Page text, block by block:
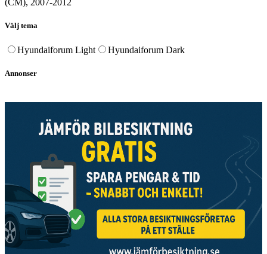
Välj tema
Hyundaiforum Light Hyundaiforum Dark
Annonser